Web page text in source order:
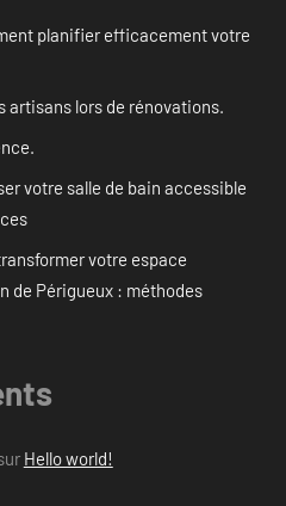
planifier efficacement votre
artisans lors de rénovations.
votre salle de bain accessible
votre espace
de Périgueux : méthodes
Hello world!